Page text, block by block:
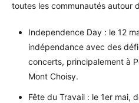
toutes les communautés autour
Independence Day : le 12
indépendance avec des
concerts, principalement à
Mont Choisy.
Fête du Travail : le 1er mai,